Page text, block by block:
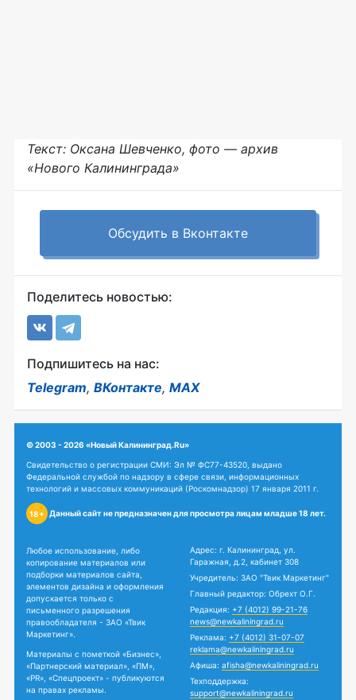
Текст: Оксана Шевченко, фото — архив
«Нового Калининграда»
Обсудить в Вконтакте
Поделитесь новостью:
Подпишитесь на нас:
Telegram, ВКонтакте, MAX
© 2003 - 2026 «Новый Калининград.Ru»
Свидетельство о регистрации СМИ: Эл № ФС77-43520, выдано
Федеральной службой по надзору в сфере связи, информационных
технологий и массовых коммуникаций (Роскомнадзор) 17 января 2011 г.
18+ Данный сайт не предназначен для просмотра лицам младше 18 лет.
Любое использование, либо
копирование материалов или
подборки материалов сайта,
элементов дизайна и оформления
допускается только с
письменного разрешения
правообладателя - ЗАО «Твик
Маркетинг».
Материалы с пометкой «Бизнес»,
«Партнерский материал», «ПМ»,
«PR», «Спецпроект» - публикуются
на правах рекламы.
Адрес: г. Калининград, ул.
Гаражная, д.2, кабинет 308
Учредитель: ЗАО "Твик Маркетинг"
Главный редактор: Обрехт О.Г.
Редакция: +7 (4012) 99-21-76
news@newkaliningrad.ru
Реклама: +7 (4012) 31-07-07
reklama@newkaliningrad.ru
Афиша: afisha@newkaliningrad.ru
Техподдержка:
support@newkaliningrad.ru